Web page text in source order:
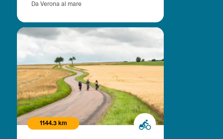
Da Verona al mare
1144.3 km